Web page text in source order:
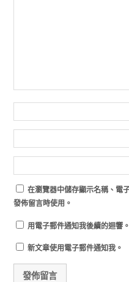
在瀏覽器中儲存顯示名稱、電
發佈留言時使用。
用電子郵件通知我後續的迴響。
新文章使用電子郵件通知我。